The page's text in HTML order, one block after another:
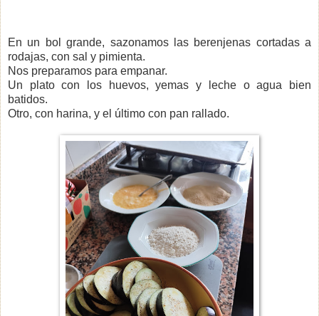
En un bol grande, sazonamos las berenjenas cortadas a
rodajas, con sal y pimienta.
Nos preparamos para empanar.
Un plato con los huevos, yemas y leche o agua bien
batidos.
Otro, con harina, y el último con pan rallado.